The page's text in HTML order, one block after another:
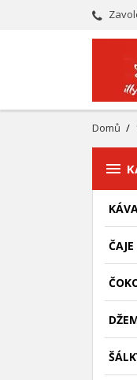
Domů

ČAJE